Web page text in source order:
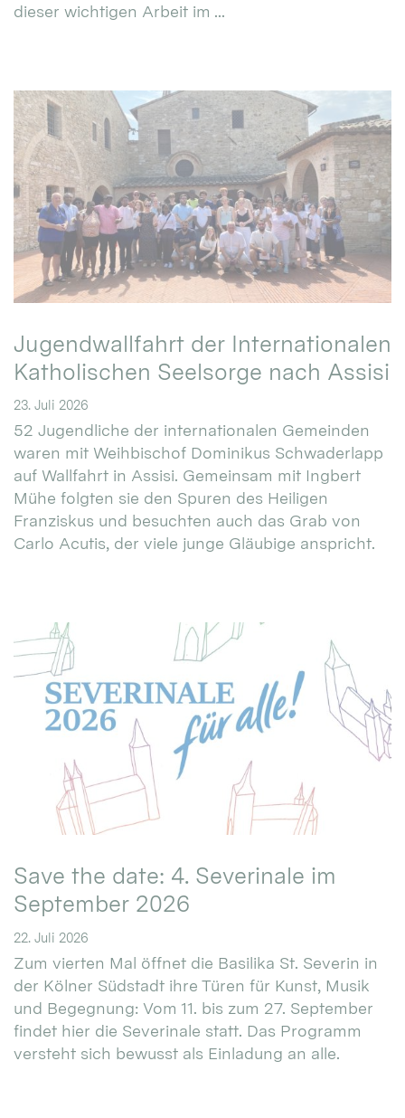
dieser wichtigen Arbeit im ...
Jugendwallfahrt der Internationalen
Katholischen Seelsorge nach Assisi
23. Juli 2026
52 Jugendliche der internationalen Gemeinden
waren mit Weihbischof Dominikus Schwaderlapp
auf Wallfahrt in Assisi. Gemeinsam mit Ingbert
Mühe folgten sie den Spuren des Heiligen
Franziskus und besuchten auch das Grab von
Carlo Acutis, der viele junge Gläubige anspricht.
Save the date: 4. Severinale im
September 2026
22. Juli 2026
Zum vierten Mal öffnet die Basilika St. Severin in
der Kölner Südstadt ihre Türen für Kunst, Musik
und Begegnung: Vom 11. bis zum 27. September
findet hier die Severinale statt. Das Programm
versteht sich bewusst als Einladung an alle.